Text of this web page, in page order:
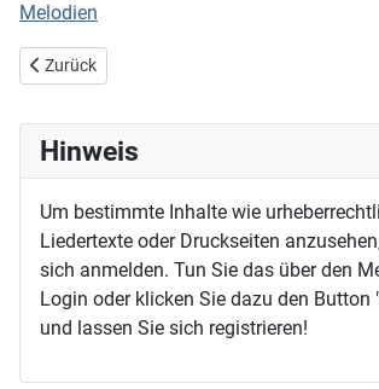
Melodien
Vorheriger Beitrag: Gut gekaut ist halb verdaut
Zurück
Hinweis
Um bestimmte Inhalte wie
Liedertexte oder Druckseiten
sich anmelden. Tun Sie das über den
Login oder klicken Sie dazu den Button
und lassen Sie sich registrieren!